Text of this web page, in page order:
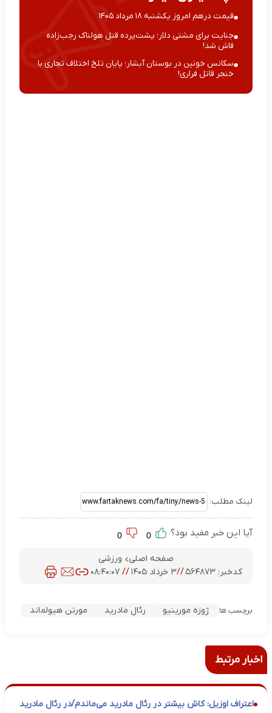
قیمت درهم امروز یکشنبه ۱۸ مرداد ۱۴۰۵
جنایت برای مشتی دلار؛ پشت‌پرده قتل هولناک رجب‌زاده
فاش شد!
سکانس خونین در بوستان آبشار؛ پایان تلخ اختلاف تجاری با
خنجر قاتل فراری!
لینک مطلب:
آیا این خبر مفید بود؟
صفحه اصلی
ورزشی
کدخبر:۵۶۴۸۷۳ //۳ خرداد ۱۴۰۵ //۰۸:۴۰:۰۷
برچسب ها: ژوزه مورینیو رئال مادرید مورتن هیولماند
اخبار مرتبط
اعتراف اوزیل: کاش بیشتر در رئال مادرید می‌ماندم/در رئال مادرید